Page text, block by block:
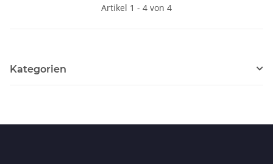
Artikel 1 - 4 von 4
Kategorien